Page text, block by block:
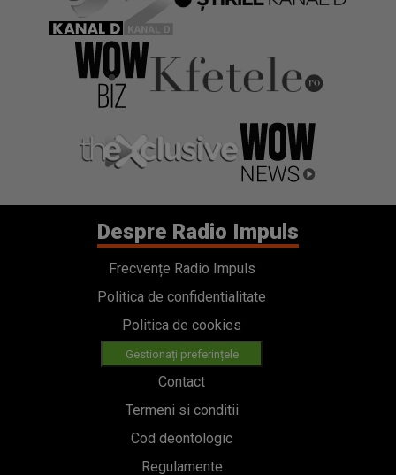
Despre Radio Impuls
Frecvențe Radio Impuls
Politica de confidentialitate
Politica de cookies
Gestionați preferințele
Contact
Termeni si conditii
Cod deontologic
Regulamente